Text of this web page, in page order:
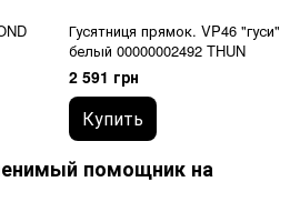
Гусятниця прямок. VP46 "гуси"
белый 00000002492 THUN
2 591 грн
Купить
помощник на